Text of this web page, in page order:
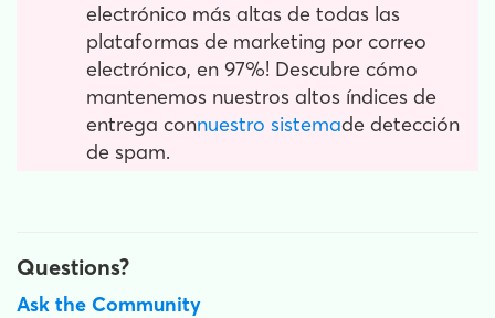
electrónico más altas de todas las
plataformas de marketing por correo
electrónico, en 97%! Descubre cómo
mantenemos nuestros altos índices de
entrega connuestro sistemade detección
de spam.
Questions?
Ask the Community